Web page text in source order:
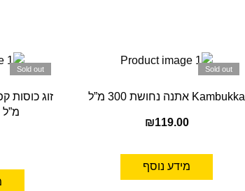
Sold out
Kambukka אתנה נחושת 300 מ”ל
₪119.00
מידע נוסף
Sold out
מ”ל